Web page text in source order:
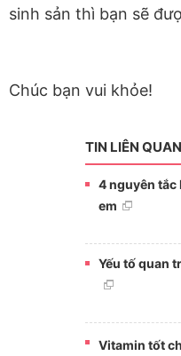
sinh sản thì bạn sẽ
Chúc bạn vui khỏe!
TIN LIÊN QUAN
4 nguyên tắc
em
Yếu tố quan
Vitamin tốt